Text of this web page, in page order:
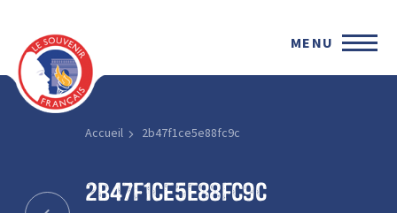
MENU
Accueil 2b47f1ce5e88fc9c
2b47f1ce5e88fc9c